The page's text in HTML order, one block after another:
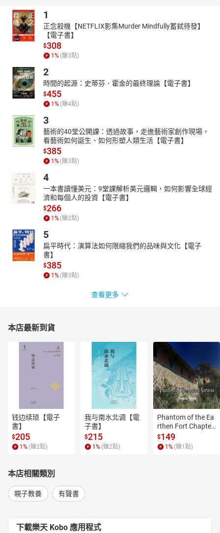
1
正念殺機【NETFLIX影集Murder Mindfully蓄弒待發】
【電子書】
$308
1 % (賺3點)
2
時間的起源：史蒂芬．霍金的最終理論【電子書】
$455
1 % (賺4點)
3
藝術的40堂公開課：透過故事，走進藝術家創作現場，
看藝術如何誕生、如何形塑人類生活【電子書】
$385
1 % (賺3點)
4
一本書讀懂美元：9堂課解析美元邏輯，如何影響全球經
濟和每個人的投資【電子書】
$266
1 % (賺2點)
5
扁平時代：演算法如何限縮我們的品味與文化【電子
書】
$385
1 % (賺3點)
查看更多
本店最新到貨
钱边续琐【電子
書】
$205
1 % (賺2點)
我与南水北调【電
子書】
$215
1 % (賺2點)
Phantom of the Ea
rthen Fort Chapter
4【有聲書】
$149
1 % (賺1 點)
本店相關類別
親子教養 有聲書
下載樂天 Kobo 應用程式